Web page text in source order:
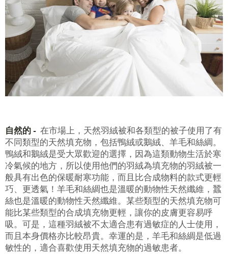
自然的 - 在市場上，天然羽絨被和各類型的被子使用了有
不同類型的天然填充物，包括鴨絨或鵝絨、羊毛和絲綢。
鴨絨和鵝絨是受大眾歡迎的選擇，因為這類動物生活於寒
冷氣候的地方，所以使用他們的羽絨為填充物的羽絨被一
般具有出色的保暖耐寒功能，而且比合成物料的款式更輕
巧、更透氣！羊毛和絲綢也是溫暖的動物性天然纖維，蠶
絲也是溫暖的動物性天然纖維。某些類型的天然填充物可
能比某些類型的合成填充物更輕，讓你的皮膚更容易呼
吸。可是，這種羽絨被不太適合患有過敏症的人士使用，
而且本身價格亦比較昂貴。幸運的是，羊毛和絲綢是低過
敏性的，適合喜歡使用天然填充物的過敏患者。